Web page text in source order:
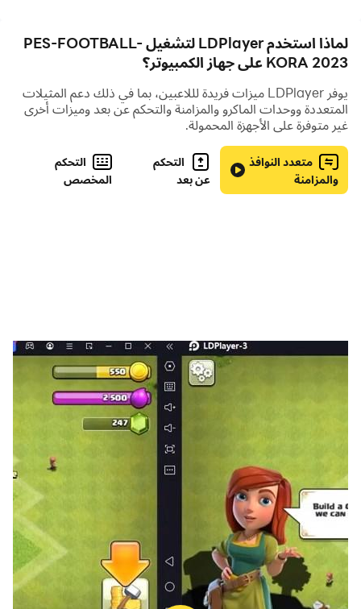
لماذا استخدم LDPlayer لتشغيل PES-FOOTBALL-
KORA 2023 على جهاز الكمبيوتر؟
يوفر LDPlayer ميزات فريدة لللاعبين، بما في ذلك دعم المثيلات
المتعددة ووحدات الماكرو والمزامنة والتحكم عن بعد وميزات أخرى
غير متوفرة على الأجهزة المحمولة.
متعدد النوافذ
والمزامنة
التحكم
عن بعد
التحكم
المخصص